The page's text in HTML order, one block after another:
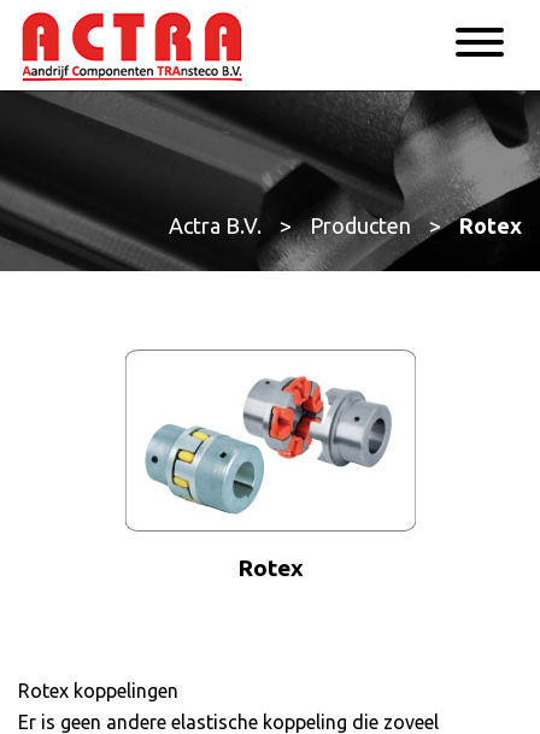
Actra B.V. > Producten > Rotex
Rotex
Rotex koppelingen
Er is geen andere elastische koppeling die zoveel